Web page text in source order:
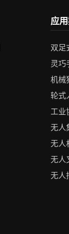
应
双足
灵巧
机械
轮式
工业
无人
无人
无人
无人